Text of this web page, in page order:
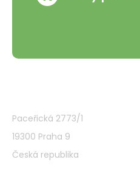
Paceřická 2773/1
19300 Praha 9
Česká republika